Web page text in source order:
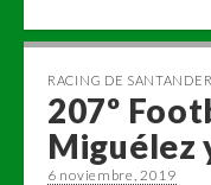
RACING DE SANTANDER
207º
Miguélez
6 noviembre, 2019